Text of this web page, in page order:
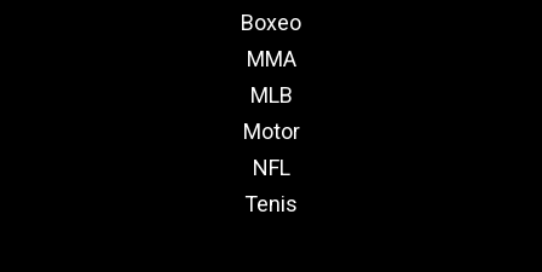
Boxeo
MMA
MLB
Motor
NFL
Tenis